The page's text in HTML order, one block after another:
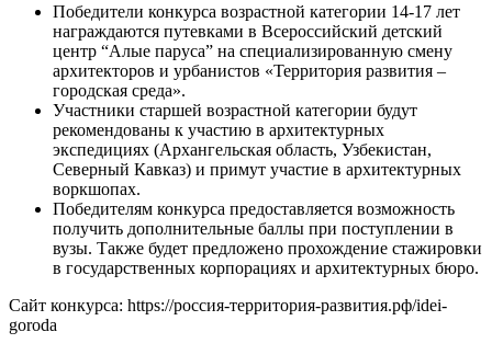
Победители конкурса возрастной категории 14-17 лет
награждаются путевками в Всероссийский детский
центр “Алые паруса” на специализированную смену
архитекторов и урбанистов «Территория развития –
городская среда».
Участники старшей возрастной категории будут
рекомендованы к участию в архитектурных
экспедициях (Архангельская область, Узбекистан,
Северный Кавказ) и примут участие в архитектурных
воркшопах.
Победителям конкурса предоставляется возможность
получить дополнительные баллы при поступлении в
вузы. Также будет предложено прохождение стажировки
в государственных корпорациях и архитектурных бюро.
Сайт конкурса: https://россия-территория-развития.рф/idei-
goroda